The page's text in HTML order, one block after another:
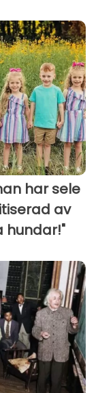
har sele
av
hundar!"